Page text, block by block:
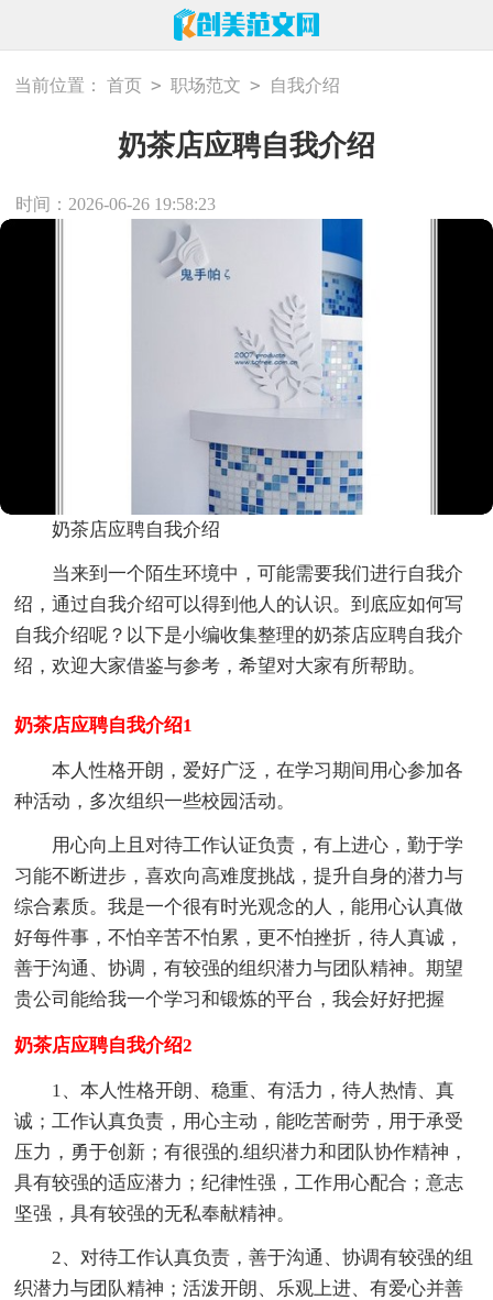
当前位置： 首页 > 职场范文 > 自我介绍
奶茶店应聘自我介绍
时间：2026-06-26 19:58:23
奶茶店应聘自我介绍
当来到一个陌生环境中，可能需要我们进行自我介
绍，通过自我介绍可以得到他人的认识。到底应如何写
自我介绍呢？以下是小编收集整理的奶茶店应聘自我介
绍，欢迎大家借鉴与参考，希望对大家有所帮助。
奶茶店应聘自我介绍1
本人性格开朗，爱好广泛，在学习期间用心参加各
种活动，多次组织一些校园活动。
用心向上且对待工作认证负责，有上进心，勤于学
习能不断进步，喜欢向高难度挑战，提升自身的潜力与
综合素质。我是一个很有时光观念的人，能用心认真做
好每件事，不怕辛苦不怕累，更不怕挫折，待人真诚，
善于沟通、协调，有较强的组织潜力与团队精神。期望
贵公司能给我一个学习和锻炼的平台，我会好好把握
奶茶店应聘自我介绍2
1、本人性格开朗、稳重、有活力，待人热情、真
诚；工作认真负责，用心主动，能吃苦耐劳，用于承受
压力，勇于创新；有很强的.组织潜力和团队协作精神，
具有较强的适应潜力；纪律性强，工作用心配合；意志
坚强，具有较强的无私奉献精神。
2、对待工作认真负责，善于沟通、协调有较强的组
织潜力与团队精神；活泼开朗、乐观上进、有爱心并善